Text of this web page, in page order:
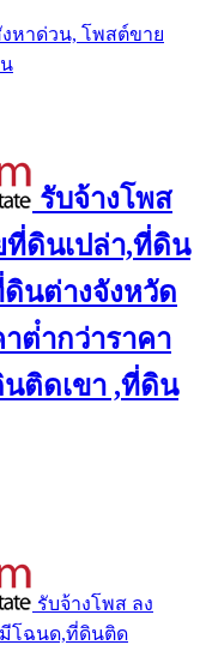
หาด่วน, โพสต์ขาย
รับจ้างโพส
ที่ดินเปล่า,ที่ดิน
นต่างจังหวัด
ต่ํากว่าราคา
ติดเขา ,ที่ดิน
รับจ้างโพส ลง
โฉนด,ที่ดินติด